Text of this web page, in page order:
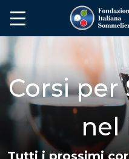
Corsi
nel
Tutti i prossimi